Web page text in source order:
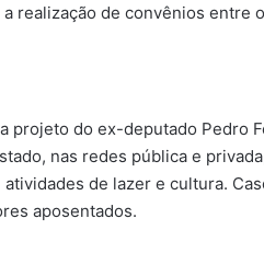
realização de convênios entre
projeto do ex-deputado Pedro
nas redes pública e
de lazer e cultura.
aposentados.